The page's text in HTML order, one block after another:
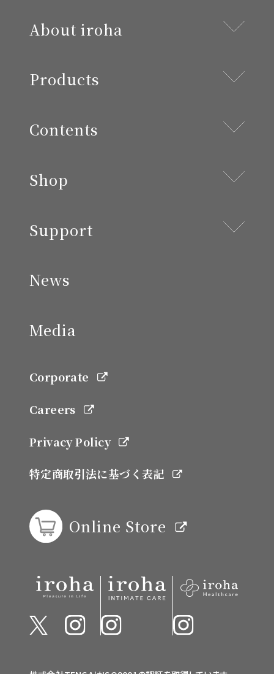
About iroha
Products
Contents
Shop
Support
News
Media
Online Store
Corporate
Careers
Privacy Policy
特定商取引法に基づく表記